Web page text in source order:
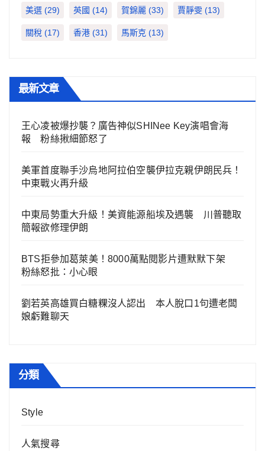
美選 (29) 英國 (14) 賀錦麗 (33) 賈靜雯 (13)
關稅 (17) 香港 (31) 馬斯克 (13)
最新文章
王心凌被爆抄襲？廣告神似SHINee Key演唱會海
報 粉絲揪細節怒了
美軍首度聯手沙烏地阿拉伯空襲伊拉克親伊朗民兵！
中東戰火再升級
中東局勢重大升級！美資能源船埃及遇襲 川普聽取
簡報欲修理伊朗
BTS拒參加葛萊美！8000萬點閱影片遭默默下架
粉絲怒批：小心眼
劉若英高雄買白糖粿沒人認出 本人脫口1句遭老闆
娘虧難聊天
分類
Style
人氣搜尋